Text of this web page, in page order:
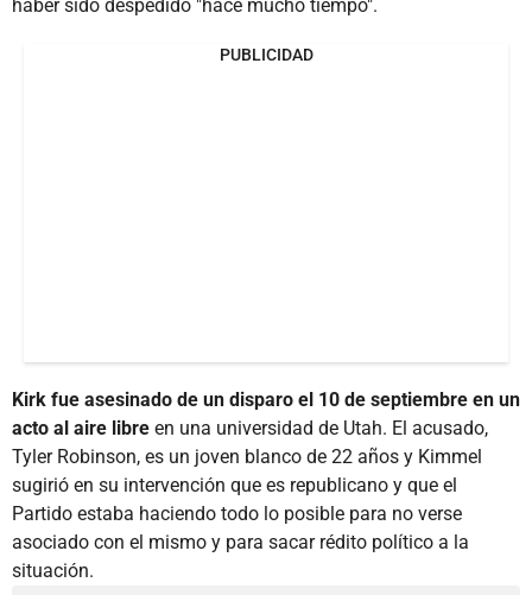
haber sido despedido "hace mucho tiempo".
PUBLICIDAD
Kirk fue asesinado de un disparo el 10 de septiembre en un
acto al aire libre en una universidad de Utah. El acusado,
Tyler Robinson, es un joven blanco de 22 años y Kimmel
sugirió en su intervención que es republicano y que el
Partido estaba haciendo todo lo posible para no verse
asociado con el mismo y para sacar rédito político a la
situación.